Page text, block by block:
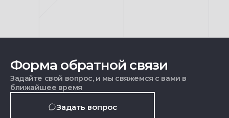
Форма обратной связи
Задайте свой вопрос, и мы свяжемся с вами в
ближайшее время
Задать вопрос